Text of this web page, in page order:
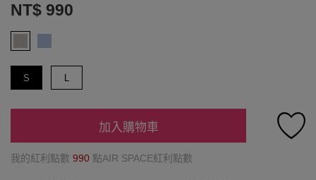
NT$ 990
S L
加入購物車
我的紅利點數 990 點AIR SPACE紅利點數